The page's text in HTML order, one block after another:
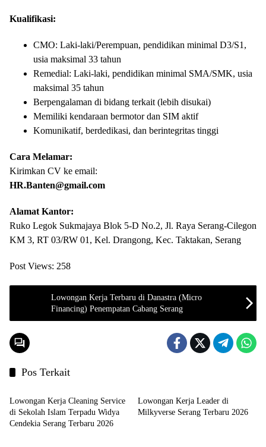
Kualifikasi:
CMO: Laki-laki/Perempuan, pendidikan minimal D3/S1,
usia maksimal 33 tahun
Remedial: Laki-laki, pendidikan minimal SMA/SMK, usia
maksimal 35 tahun
Berpengalaman di bidang terkait (lebih disukai)
Memiliki kendaraan bermotor dan SIM aktif
Komunikatif, berdedikasi, dan berintegritas tinggi
Cara Melamar:
Kirimkan CV ke email:
HR.Banten@gmail.com
Alamat Kantor:
Ruko Legok Sukmajaya Blok 5-D No.2, Jl. Raya Serang-Cilegon
KM 3, RT 03/RW 01, Kel. Drangong, Kec. Taktakan, Serang
Post Views: 258
Lowongan Kerja Terbaru di Danastra (Micro
Financing) Penempatan Cabang Serang
Pos Terkait
LOKER SERANG
Lowongan Kerja Cleaning Service
di Sekolah Islam Terpadu Widya
Cendekia Serang Terbaru 2026
Lowongan Kerja Leader di
Milkyverse Serang Terbaru 2026
LOKER SERANG